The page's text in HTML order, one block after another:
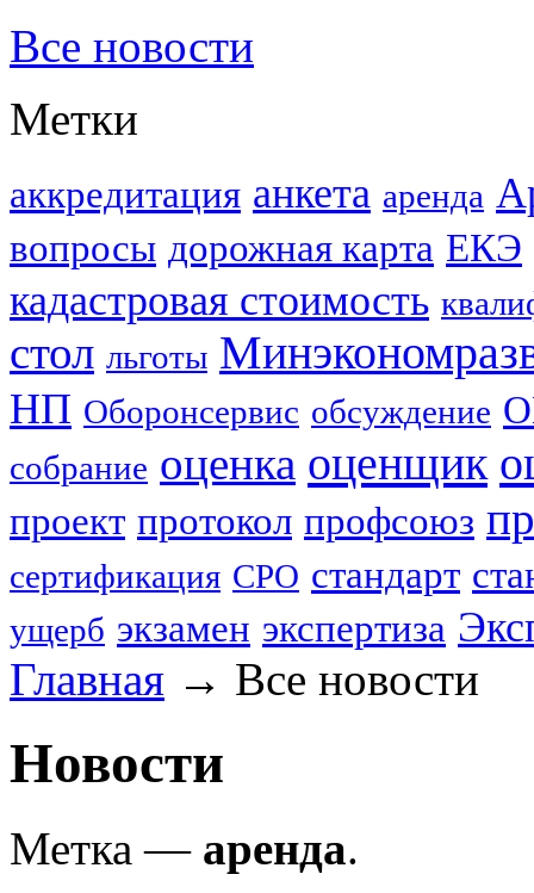
Все новости
Метки
аккредитация анкета аренда
вопросы дорожная карта ЕКЭ
кадастровая стоимость
стол льготы
НП Оборонсервис обсуждение
собрание оценка оценщик
проект протокол профсоюз
сертификация СРО стандарт
ущерб экзамен экспертиза
Главная → Все новости
Новости
Метка — аренда.